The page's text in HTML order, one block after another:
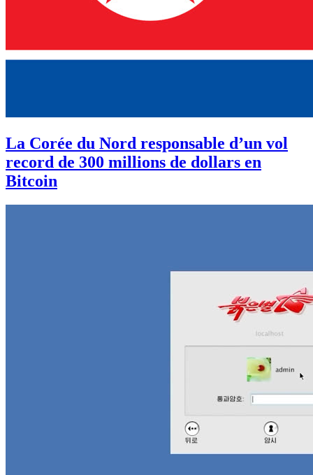
La Corée du Nord responsable d’un vol
record de 300 millions de dollars en
Bitcoin